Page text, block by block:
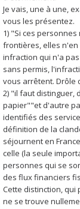
Je vais, une à une,
vous les présentez.
1) "Si ces
frontières, elles
infraction qui n'a
sans permis,
vous arrêtent. Drôle
2) "il faut distinguer,
papier""et d'autre
identifiés des
définition de la
séjournent en
celle (la seule
personnes qui se
des flux financiers
Cette distinction,
ne se trouve